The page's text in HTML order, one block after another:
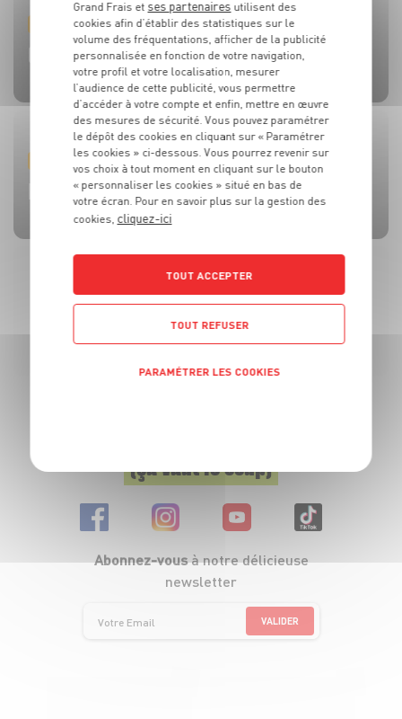
TOMATES
BRUSCHETTA FRAISES TOMATES MOZZA
L’HUILE QUI FAIT TOUTE LA DIFFÉRENCE !
BEAUFORT AOP
SALADE MOZZARELLA, PÊCHE ET AVOCAT
CÔTE DE BŒUF
CÔTE DE BOEUF AU ROQUEFORT
MOULES DE BOUCHOT AOP DE LA BAIE DU MONT-SAINT-
BROCHETTES DE SARDINES ET SAUCE À LA MENTHE
(ça vaut le coup)
Abonnez-vousà notre délicieuse
newsletter
VALIDER
Grand Frais et ses partenaires utilisent des
cookies afin d’établir des statistiques sur le
volume des fréquentations, afficher de la publicité
personnalisée en fonction de votre navigation,
votre profil et votre localisation, mesurer
l’audience de cette publicité, vous permettre
d’accéder à votre compte et enfin, mettre en œuvre
des mesures de sécurité. Vous pouvez paramétrer
le dépôt des cookies en cliquant sur « Paramétrer
les cookies » ci-dessous. Vous pourrez revenir sur
vos choix à tout moment en cliquant sur le bouton
« personnaliser les cookies » situé en bas de
votre écran. Pour en savoir plus sur la gestion des
cookies, cliquez-ici
TOUT ACCEPTER
TOUT REFUSER
PARAMÉTRER LES COOKIES